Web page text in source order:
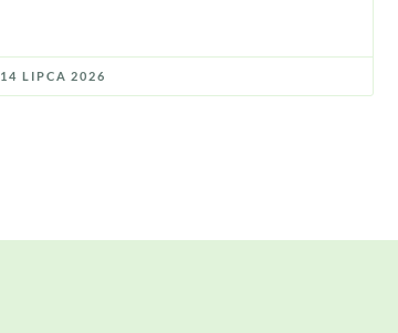
14 LIPCA 2026